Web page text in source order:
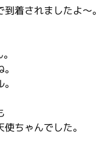
着されましたよ～。
ちゃんでした。